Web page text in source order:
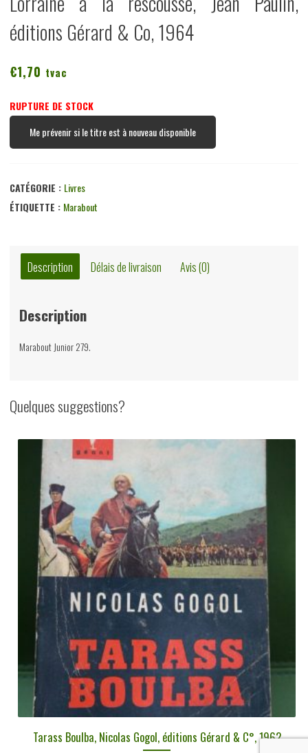
éditions Gérard & Co, 1964
€1,70 tvac
RUPTURE DE STOCK
Me prévenir si le titre est à nouveau disponible
CATÉGORIE : Livres
ÉTIQUETTE : Marabout
Description Délais de livraison Avis (0)
Description
Marabout Junior 279.
Quelques suggestions?
Tarass Boulba, Nicolas Gogol, éditions Gérard & C°, 1962